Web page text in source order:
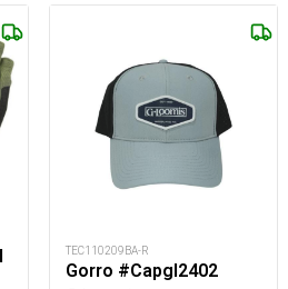
TEC110209BA-R
Gorro #Capgl2402